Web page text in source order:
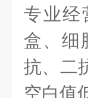
专业经
盒、细
抗、二
空白值